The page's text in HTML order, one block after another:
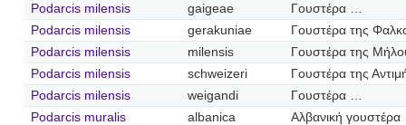
Podarcis milensis
gaigeae
Γουστέρα …
Podarcis milensis
gerakuniae
Γουστέρα της
Podarcis milensis
milensis
Γουστέρα της
Podarcis milensis
schweizeri
Γουστέρα της
Podarcis milensis
weigandi
Γουστέρα …
Podarcis muralis
albanica
Αλβανική γουστέρα